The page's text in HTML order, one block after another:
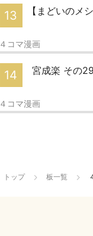
13 【まどいのメ
４コマ漫画
14 宮成楽 その29
４コマ漫画
トップ 板一覧